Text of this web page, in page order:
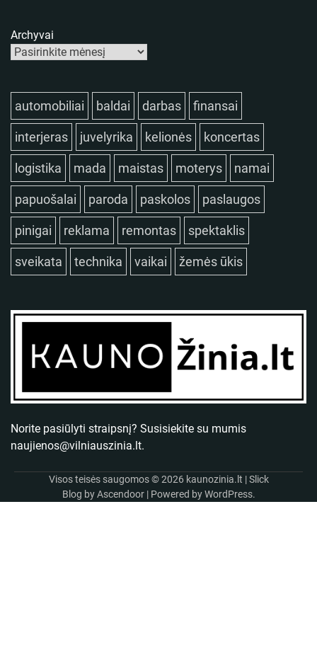
Archyvai
automobiliai baldai darbas finansai
interjeras juvelyrika kelionės koncertas
logistika mada maistas moterys namai
papuošalai paroda paskolos paslaugos
pinigai reklama remontas spektaklis
sveikata technika vaikai žemės ūkis
Norite pasiūlyti straipsnį? Susisiekite su mumis
naujienos@vilniauszinia.lt.
Visos teisės saugomos © 2026 kaunozinia.lt | Slick
Blog byAscendoor| Powered byWordPress.